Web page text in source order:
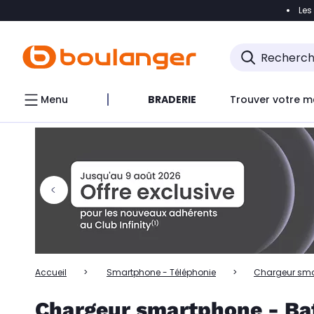
Accéder
Accéder directement au chatbot
Menu BRADERIE Trouver votre
Accueil Smartphone - Téléphonie Chargeur